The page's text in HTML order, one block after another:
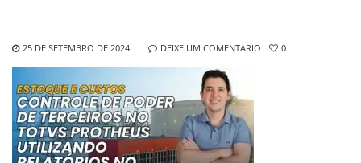
25 DE SETEMBRO DE 2024 DEIXE UM COMENTÁRIO 0